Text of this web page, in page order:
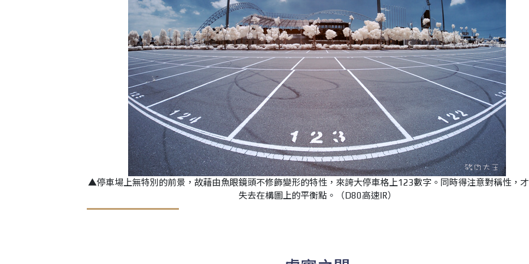
▲停車場上無特別的前景，故藉由魚眼鏡頭不修飾變形的特性，來誇大停車格上123數字。同時得注意對稱性，
失去在構圖上的平衡點。（D80高速IR）